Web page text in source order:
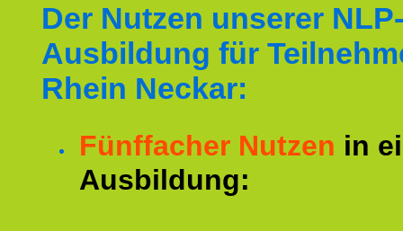
Der Nutzen unserer
Ausbildung für
Rhein Neckar:
Fünffacher Nutzen in
Ausbildung: